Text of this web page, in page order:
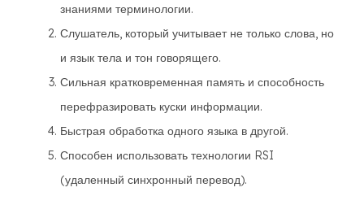
знаниями терминологии.
Слушатель, который учитывает не только слова, но
и язык тела и тон говорящего.
Сильная кратковременная память и способность
перефразировать куски информации.
Быстрая обработка одного языка в другой.
Способен использовать технологии RSI
(удаленный синхронный перевод).